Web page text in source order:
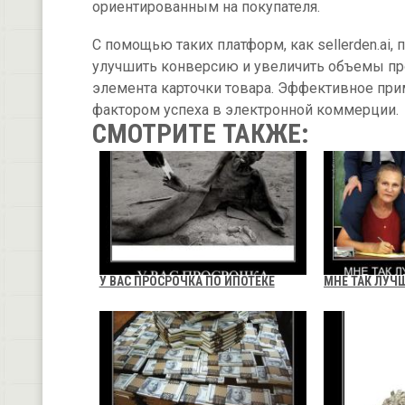
ориентированным на покупателя.
С помощью таких платформ, как
улучшить конверсию и увеличить объемы
элемента карточки товара. Эффективное
фактором успеха в электронной коммерции.
СМОТРИТЕ ТАКЖЕ:
У ВАС ПРОСРОЧКА ПО ИПОТЕКЕ МНЕ ТАК